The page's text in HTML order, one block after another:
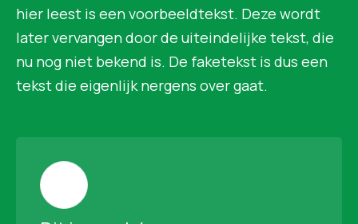
hier leest is een voorbeeldtekst. Deze wordt
later vervangen door de uiteindelijke tekst, die
nu nog niet bekend is. De faketekst is dus een
tekst die eigenlijk nergens over gaat.